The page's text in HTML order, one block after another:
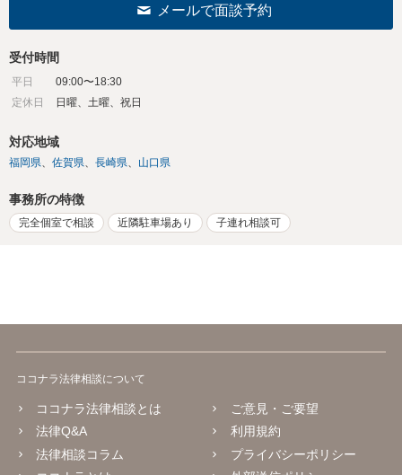
メールで面談予約
受付時間
平日
09:00〜18:30
定休日
日曜、土曜、祝日
対応地域
福岡県 佐賀県 長崎県 山口県
事務所の特徴
完全個室で相談 近隣駐車場あり 子連れ相談可
ココナラ法律相談について
ココナラ法律相談とは
法律Q&A
法律相談コラム
ご意見・ご要望
利用規約
プライバシーポリシー